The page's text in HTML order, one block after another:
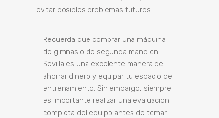
evitar posibles problemas futuros.
Recuerda que comprar una máquina
de gimnasio de segunda mano en
Sevilla es una excelente manera de
ahorrar dinero y equipar tu espacio de
entrenamiento. Sin embargo, siempre
es importante realizar una evaluación
completa del equipo antes de tomar